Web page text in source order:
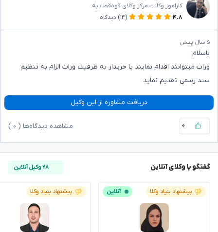
کاراموز وکالت مرکز وکلای قوه‌قضاییه
۴.۸
(۱۴) دیدگاه
۵ سال پیش
باسلام
وراث میتوانند اقدام نمایند یا خریدار به طرفیت وراث الزام به تنظیم
سند رسمی تقدیم نماید
دریافت مشاوره از این وکیل
۰ مشاهده دیدگاه‌ها ( ۰
گفتگو با وکلای آنلاین ۲۸ وکیل آنلاین
پیشنهاد بنیاد وکلا آنلاین پیشنهاد بنیاد وکلا